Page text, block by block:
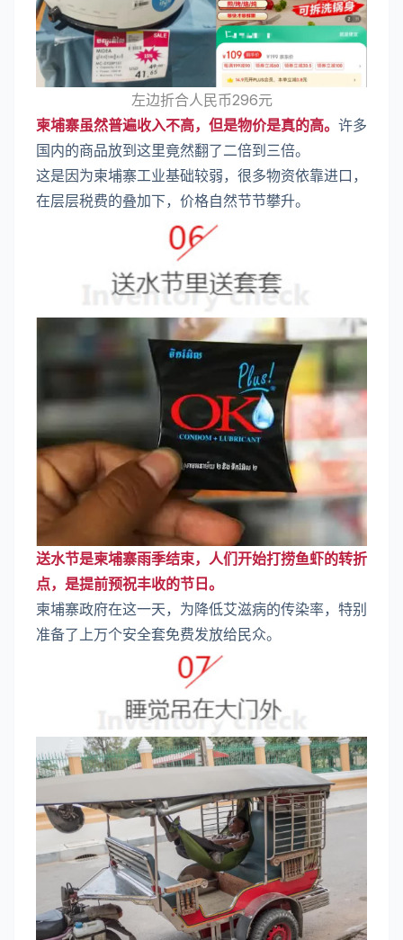
左边折合人民币296元
柬埔寨虽然普遍收入不高，但是物价是真的高。 许多
国内的商品放到这里竟然翻了二倍到三倍。
这是因为柬埔寨工业基础较弱，很多物资依靠进口，
在层层税费的叠加下，价格自然节节攀升。
送水节是柬埔寨雨季结束，人们开始打捞鱼虾的转折
点，是提前预祝丰收的节日。
柬埔寨政府在这一天，为降低艾滋病的传染率，特别
准备了上万个安全套免费发放给民众。